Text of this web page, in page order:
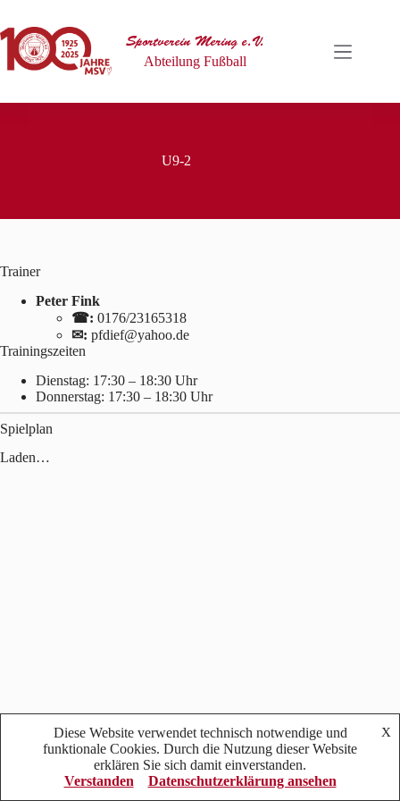
springen
Sportverein Mering e.V.
Abteilung Fußball
U9-2
Trainer
Peter Fink
☎: 0176/23165318
✉: pfdief@yahoo.de
Trainingszeiten
Dienstag: 17:30 – 18:30 Uhr
Donnerstag: 17:30 – 18:30 Uhr
Spielplan
Laden…
© 2026 Sportverein Mering e.V. - Abteilung Fußball
Impressum Datenschutzerklärung Anmelden
Diese Website verwendet technisch notwendige und
funktionale Cookies. Durch die Nutzung dieser Website
erklären Sie sich damit einverstanden.
X
Verstanden Datenschutzerklärung ansehen